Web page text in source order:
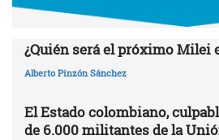
¿Quién será el próximo Milei
Alberto Pinzón Sánchez
El Estado colombiano,
de 6.000 militantes de la